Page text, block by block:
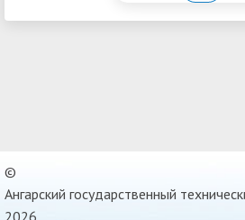
©
Ангарский государственный
2026